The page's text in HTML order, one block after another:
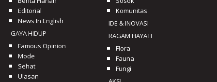
Editorial
News In English
GAYA HIDUP
Famous Opinion
Mode
Sehat
Ulasan
Komunitas
IDE & INOVASI
RAGAM HAYATI
Flora
Fauna
Fungi